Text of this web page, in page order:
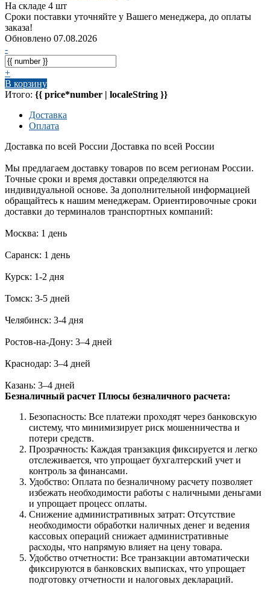
На складе 4 шт
Сроки поставки уточняйте у Вашего менеджера, до оплаты
заказа!
Обновлено 07.08.2026
-
+
В корзину
Итого: {{ price*number | localeString }}
Доставка
Оплата
Доставка по всей России Доставка по всей России
Мы предлагаем доставку товаров по всем регионам России.
Точные сроки и время доставки определяются на
индивидуальной основе. За дополнительной информацией
обращайтесь к нашим менеджерам. Ориентировочные сроки
доставки до терминалов транспортных компаний:
Москва: 1 день
Саранск: 1 день
Курск: 1-2 дня
Томск: 3-5 дней
Челябинск: 3-4 дня
Ростов-на-Дону: 3–4 дней
Краснодар: 3–4 дней
Казань: 3–4 дней
Безналичный расчет Плюсы безналичного расчета:
Безопасность: Все платежи проходят через банковскую
систему, что минимизирует риск мошенничества и
потери средств.
Прозрачность: Каждая транзакция фиксируется и легко
отслеживается, что упрощает бухгалтерский учет и
контроль за финансами.
Удобство: Оплата по безналичному расчету позволяет
избежать необходимости работы с наличными деньгами
и упрощает процесс оплаты.
Снижение административных затрат: Отсутствие
необходимости обработки наличных денег и ведения
кассовых операций снижает административные
расходы, что напрямую влияет на цену товара.
Удобство отчетности: Все транзакции автоматически
фиксируются в банковских выписках, что упрощает
подготовку отчетности и налоговых деклараций.